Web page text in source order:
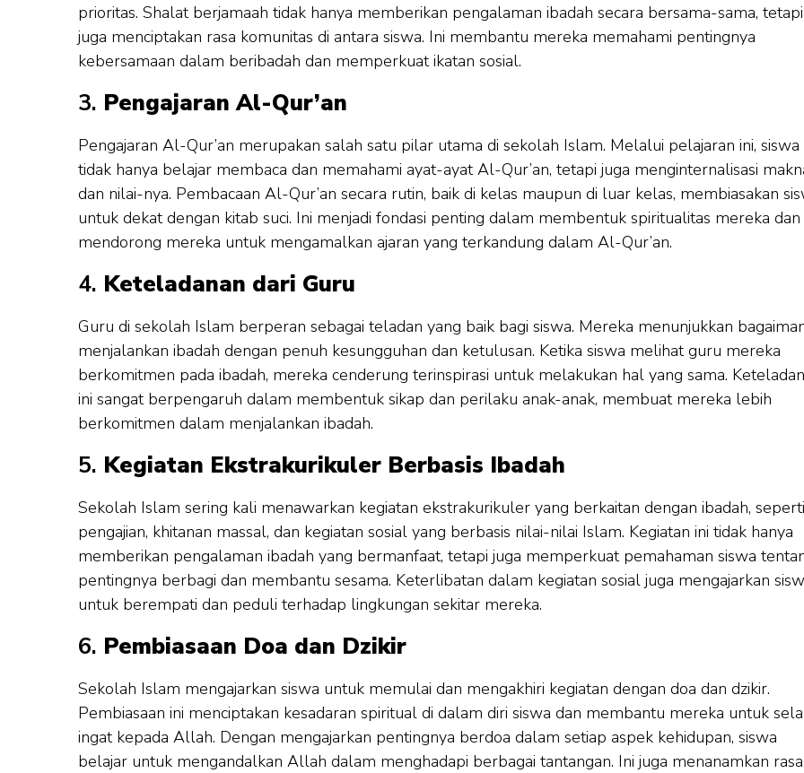
prioritas. Shalat berjamaah tidak hanya memberikan pengalaman ibadah secara bersama-sama, tetapi
juga menciptakan rasa komunitas di antara siswa. Ini membantu mereka memahami pentingnya
kebersamaan dalam beribadah dan memperkuat ikatan sosial.
3. Pengajaran Al-Qur’an
Pengajaran Al-Qur’an merupakan salah satu pilar utama di sekolah Islam. Melalui pelajaran ini, siswa
tidak hanya belajar membaca dan memahami ayat-ayat Al-Qur’an, tetapi juga menginternalisasi
dan nilai-nya. Pembacaan Al-Qur’an secara rutin, baik di kelas maupun di luar kelas, membiasakan
untuk dekat dengan kitab suci. Ini menjadi fondasi penting dalam membentuk spiritualitas mereka dan
mendorong mereka untuk mengamalkan ajaran yang terkandung dalam Al-Qur’an.
4. Keteladanan dari Guru
Guru di sekolah Islam berperan sebagai teladan yang baik bagi siswa. Mereka menunjukkan
menjalankan ibadah dengan penuh kesungguhan dan ketulusan. Ketika siswa melihat guru mereka
berkomitmen pada ibadah, mereka cenderung terinspirasi untuk melakukan hal yang sama.
ini sangat berpengaruh dalam membentuk sikap dan perilaku anak-anak, membuat mereka lebih
berkomitmen dalam menjalankan ibadah.
5. Kegiatan Ekstrakurikuler Berbasis Ibadah
Sekolah Islam sering kali menawarkan kegiatan ekstrakurikuler yang berkaitan dengan ibadah, seperti
pengajian, khitanan massal, dan kegiatan sosial yang berbasis nilai-nilai Islam. Kegiatan ini tidak hanya
memberikan pengalaman ibadah yang bermanfaat, tetapi juga memperkuat pemahaman siswa
pentingnya berbagi dan membantu sesama. Keterlibatan dalam kegiatan sosial juga mengajarkan
untuk berempati dan peduli terhadap lingkungan sekitar mereka.
6. Pembiasaan Doa dan Dzikir
Sekolah Islam mengajarkan siswa untuk memulai dan mengakhiri kegiatan dengan doa dan dzikir.
Pembiasaan ini menciptakan kesadaran spiritual di dalam diri siswa dan membantu mereka untuk
ingat kepada Allah. Dengan mengajarkan pentingnya berdoa dalam setiap aspek kehidupan, siswa
belajar untuk mengandalkan Allah dalam menghadapi berbagai tantangan. Ini juga menanamkan rasa